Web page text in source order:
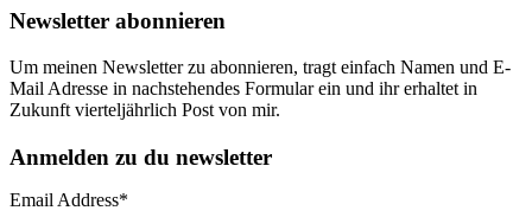
Newsletter abonnieren
Um meinen Newsletter zu abonnieren, tragt einfach Namen und E-
Mail Adresse in nachstehendes Formular ein und ihr erhaltet in
Zukunft vierteljährlich Post von mir.
Anmelden zu du newsletter
Email Address*